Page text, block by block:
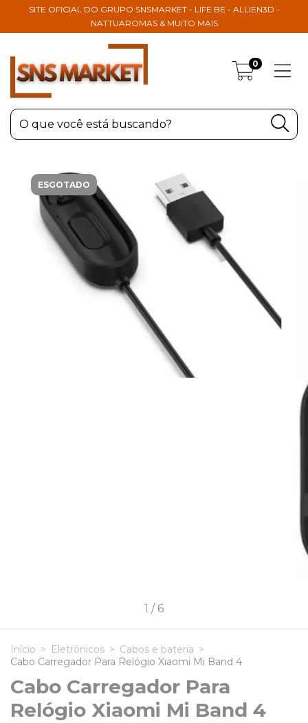
SITE OFICIAL DO GRUPO SNSMARKET - LIFE BE - ALLIEN3D -
NATTUAROMAS & MUITO MAIS
0
ESGOTADO
1 / 6
Início > Eletrônicos > Cabos e bateria >
Cabo Carregador Para Relógio Xiaomi Mi Band 4
Cabo Carregador Para
Relógio Xiaomi Mi Band 4